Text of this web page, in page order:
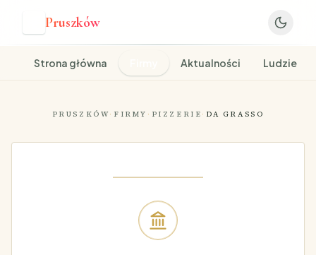
Pruszków
Strona główna Aktualności Ludzie
PRUSZKÓW· FIRMY · PIZZERIE · DA GRASSO